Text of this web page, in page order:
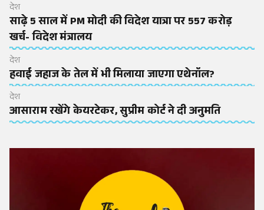
देश
साढ़े 5 साल में PM मोदी की विदेश यात्रा पर 557 करोड़
खर्च- विदेश मंत्रालय
देश
हवाई जहाज के तेल में भी मिलाया जाएगा एथेनॉल?
देश
आसाराम रखेंगे केयरटेकर, सुप्रीम कोर्ट ने दी अनुमति